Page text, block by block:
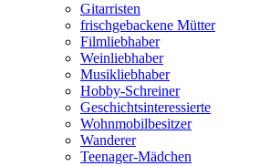
Gitarristen
frischgebackene Mütter
Filmliebhaber
Weinliebhaber
Musikliebhaber
Hobby-Schreiner
Geschichtsinteressierte
Wohnmobilbesitzer
Wanderer
Teenager-Mädchen